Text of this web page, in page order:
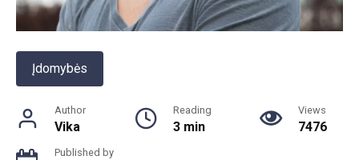
Įdomybės
Author
Vika
Reading
3 min
Views
7476
Published by